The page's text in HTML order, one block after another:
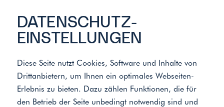
DATENSCHUTZ­
EINSTELLUNGEN
Diese Seite nutzt Cookies, Software und Inhalte von
Drittanbietern, um Ihnen ein optimales Webseiten-
Erlebnis zu bieten. Dazu zählen Funktionen, die für
den Betrieb der Seite unbedingt notwendig sind und
Meister der Elemente